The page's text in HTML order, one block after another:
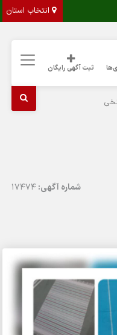
انتخاب استان
ثبت آگهی رایگان
شماره آگهی:17474